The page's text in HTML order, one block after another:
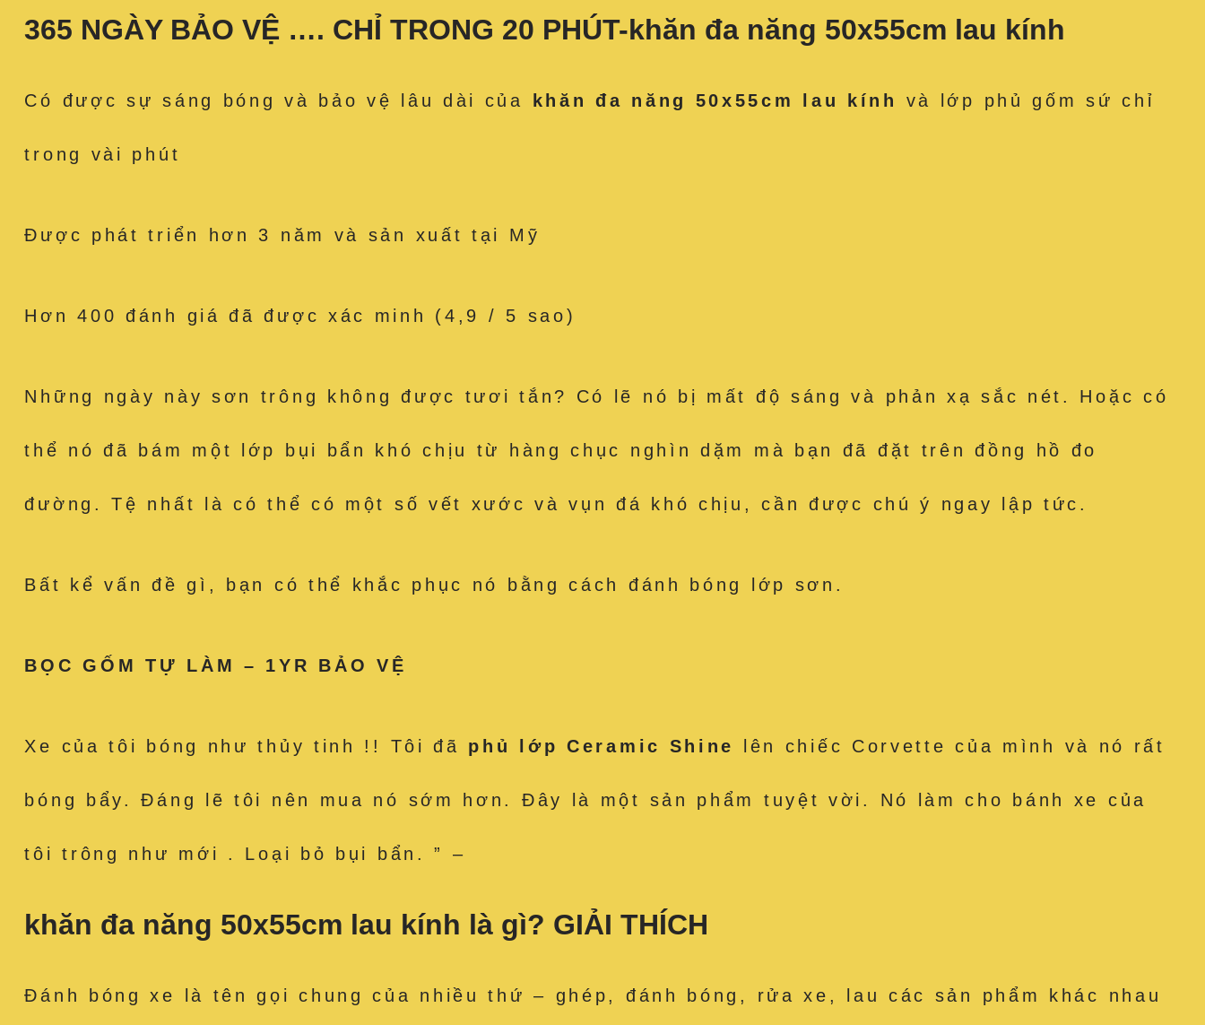
365 NGÀY BẢO VỆ …. CHỈ TRONG 20 PHÚT-khăn đa năng 50x55cm lau kính
Có được sự sáng bóng và bảo vệ lâu dài của khăn đa năng 50x55cm lau kính và lớp phủ gốm sứ chỉ
trong vài phút
Được phát triển hơn 3 năm và sản xuất tại Mỹ
Hơn 400 đánh giá đã được xác minh (4,9 / 5 sao)
Những ngày này sơn trông không được tươi tắn? Có lẽ nó bị mất độ sáng và phản xạ sắc nét. Hoặc có
thể nó đã bám một lớp bụi bẩn khó chịu từ hàng chục nghìn dặm mà bạn đã đặt trên đồng hồ đo
đường. Tệ nhất là có thể có một số vết xước và vụn đá khó chịu, cần được chú ý ngay lập tức.
Bất kể vấn đề gì, bạn có thể khắc phục nó bằng cách đánh bóng lớp sơn.
BỌC GỐM TỰ LÀM – 1YR BẢO VỆ
Xe của tôi bóng như thủy tinh !! Tôi đã phủ lớp Ceramic Shine lên chiếc Corvette của mình và nó rất
bóng bẩy. Đáng lẽ tôi nên mua nó sớm hơn. Đây là một sản phẩm tuyệt vời. Nó làm cho bánh xe của
tôi trông như mới . Loại bỏ bụi bẩn. ” –
khăn đa năng 50x55cm lau kính là gì? GIẢI THÍCH
Đánh bóng xe là tên gọi chung của nhiều thứ – ghép, đánh bóng, rửa xe, lau các sản phẩm khác nhau